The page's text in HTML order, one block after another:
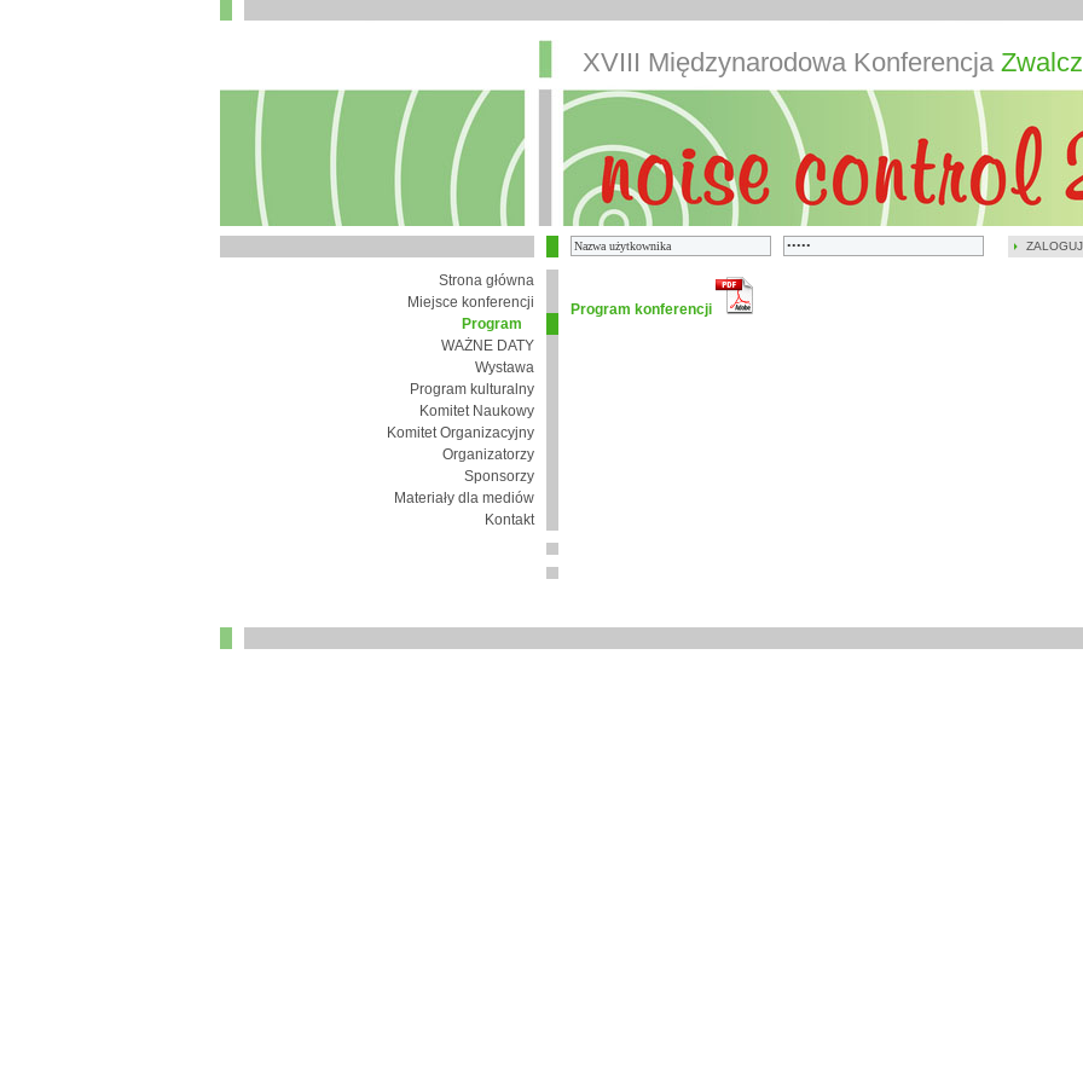
ZALOGUJ
XVIII Międzynarodowa Konferencja
Strona główna
Miejsce konferencji
Program
WAŻNE DATY
Wystawa
Program kulturalny
Komitet Naukowy
Komitet Organizacyjny
Organizatorzy
Sponsorzy
Materiały dla mediów
Kontakt
Program konferencji